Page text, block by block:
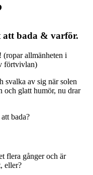
att bada & varför.
allmänheten i
förtvivlan)
svalka av sig när solen
och glatt humör, nu drar
bada?
flera gånger och är
eller?